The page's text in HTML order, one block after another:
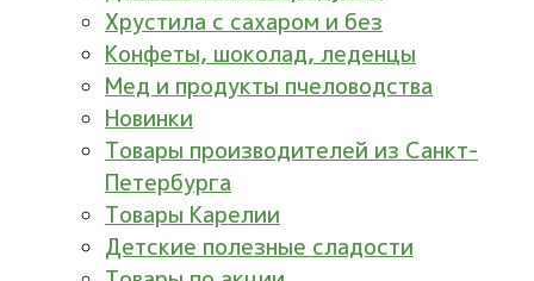
Хрустила с сахаром и без
Конфеты, шоколад, леденцы
Мед и продукты пчеловодства
Новинки
Товары производителей из Санкт-
Петербурга
Товары Карелии
Детские полезные сладости